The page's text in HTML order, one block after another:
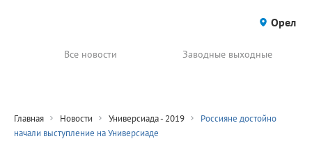
Орел
Все новости Заводные выходные
Главная Новости Универсиада - 2019
Россияне достойно
начали выступление на Универсиаде